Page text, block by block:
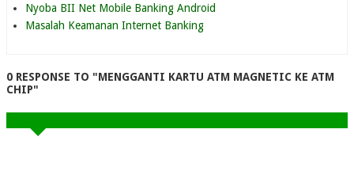
Nyoba BII Net Mobile Banking Android
Masalah Keamanan Internet Banking
0 RESPONSE TO "MENGGANTI KARTU ATM MAGNETIC KE ATM
CHIP"